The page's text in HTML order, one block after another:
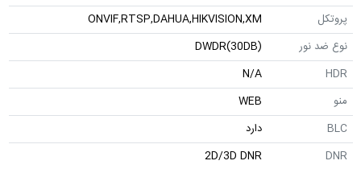
ONVIF,RTSP,DAHUA,HIKVISION,XM
DWDR(30DB)
2D/3D DNR